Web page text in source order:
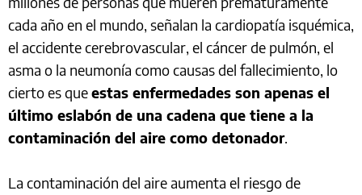
cada año en el mundo, señalan la cardiopatía isquémica,
el accidente cerebrovascular, el cáncer de pulmón, el
asma o la neumonía como causas del fallecimiento, lo
cierto es queestas enfermedades son apenas el
último eslabón de una cadena que tiene a la
contaminación del aire como detonador.
La contaminación del aire aumenta el riesgo de